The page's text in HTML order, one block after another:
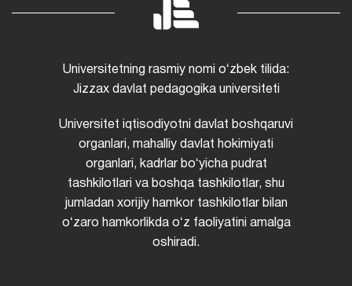
Universitetning rasmiy nomi oʻzbek tilida:
Jizzax davlat pedagogika universiteti
Universitet iqtisodiyotni davlat boshqaruvi
organlari, mahalliy davlat hokimiyati
organlari, kadrlar boʻyicha pudrat
tashkilotlari va boshqa tashkilotlar, shu
jumladan xorijiy hamkor tashkilotlar bilan
oʻzaro hamkorlikda oʻz faoliyatini amalga
oshiradi.